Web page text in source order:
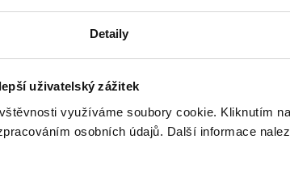
Detaily
uživatelský zážitek
využíváme soubory cookie. Kliknutím
osobních údajů. Další informace
💡